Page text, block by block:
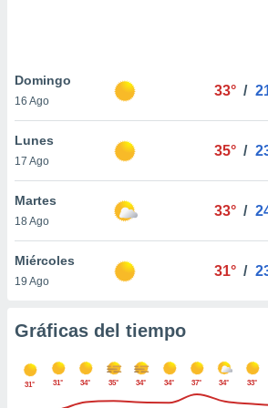
únicos
similares
como
sitio
de
posible
en
a lo que
Para
Domingo
16 Ago
33° /
Lunes
17 Ago
35° /
Martes
18 Ago
33° /
Miércoles
19 Ago
31° /
Gráficas del tiempo
31° 31° 34° 35° 34° 34° 37° 34° 33°